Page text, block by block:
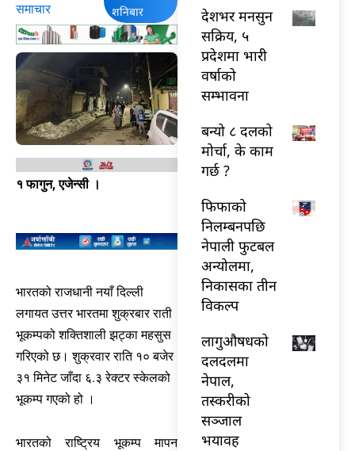
समाचार
शनिबार
१ फागुन, एजेन्सी ।
भारतको राजधानी नयाँ दिल्ली
लगायत उत्तर भारतमा शुक्रबार राती
भूकम्पको शक्तिशाली झट्का महसुस
गरिएको छ। शुक्रवार राति १० बजेर
३१ मिनेट जाँदा ६.३ रेक्टर स्केलको
भूकम्प गएको हो ।
भारतको राष्ट्रिय भूकम्प मापन
देशभर मनसुन
सक्रिय, ५
प्रदेशमा भारी
वर्षाको
सम्भावना
बन्यो ८ दलको
मोर्चा, के काम
गर्छ ?
फिफाको
निलम्बनपछि
नेपाली फुटबल
अन्योलमा,
निकासका तीन
विकल्प
लागुऔषधको
दलदलमा
नेपाल,
तस्करीको
सञ्जाल
भयावह